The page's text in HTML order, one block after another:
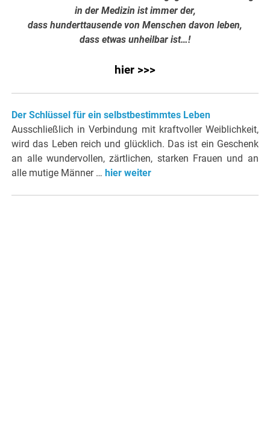
in der Medizin ist immer der,
dass hunderttausende von Menschen davon leben,
dass etwas unheilbar ist…!
hier >>>
Der Schlüssel für ein selbstbestimmtes Leben
Ausschließlich in Verbindung mit kraftvoller Weiblichkeit,
wird das Leben reich und glücklich. Das ist ein Geschenk
an alle wundervollen, zärtlichen, starken Frauen und an
alle mutige Männer … hier weiter